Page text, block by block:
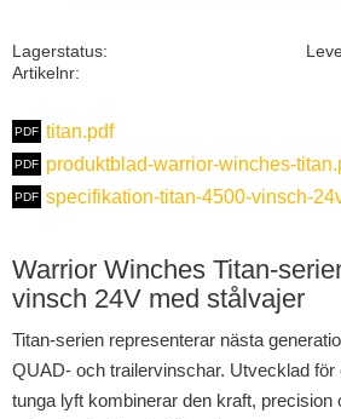
Lagerstatus
Artikelnr
titan.pdf
produktblad-warrior-winches-
specifikation-titan-4500-vinsch-
Warrior Winches Titan-
vinsch 24V med stålvajer
Titan-serien representerar nästa
QUAD- och trailervinschar. Utvecklad
tunga lyft kombinerar den kraft, precision